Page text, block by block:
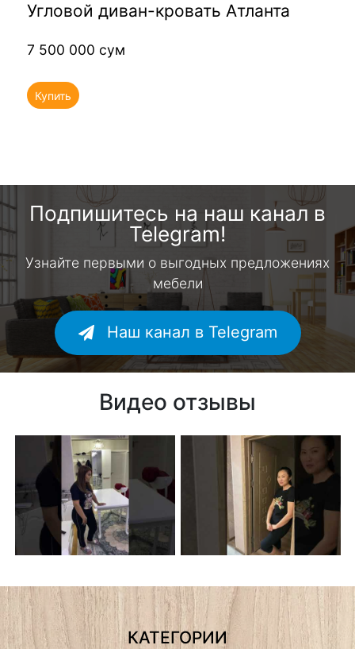
Угловой диван-кровать Атланта
7 500 000 сум
Купить
Подпишитесь на наш канал в
Telegram!
Узнайте первыми о выгодных предложениях
мебели
Наш канал в Telegram
Видео отзывы
КАТЕГОРИИ